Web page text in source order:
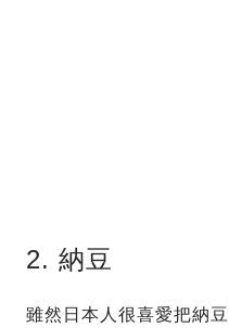
2. 納豆
雖然日本人很喜愛把納